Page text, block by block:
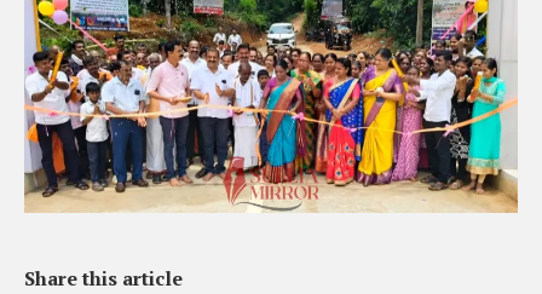
Share this article